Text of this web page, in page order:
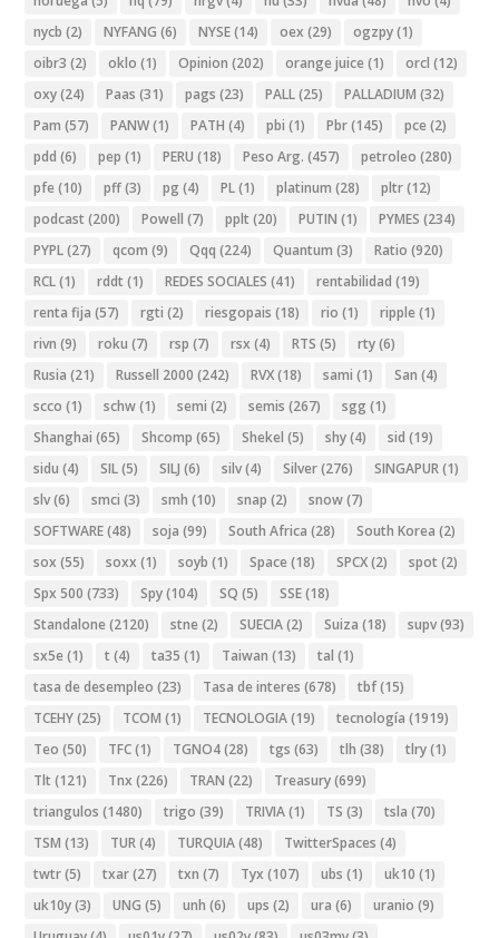
nycb (2) NYFANG (6) NYSE(14) oex (29) ogzpy(1)
oibr3 (2) oklo (1) Opinion (202) orange juice (1) orcl (12)
oxy(24) Paas (31) pags (23) PALL(25) PALLADIUM (32)
Pam (57) PANW(1) PATH (4) pbi (1) Pbr(145) pce (2)
pdd (6) pep (1) PERU (18) Peso Arg. (457) petroleo (280)
pfe (10) pff(3) pg (4) PL(1) platinum (28) pltr(12)
podcast (200) Powell (7) pplt (20) PUTIN (1) PYMES (234)
PYPL(27) qcom (9) Qqq (224) Quantum (3) Ratio (920)
RCL(1) rddt (1) REDES SOCIALES (41) rentabilidad (19)
renta fija (57) rgti (2) riesgopais (18) rio (1) ripple (1)
rivn (9) roku (7) rsp (7) rsx (4) RTS (5) rty(6)
Rusia (21) Russell 2000 (242) RVX(18) sami (1) San (4)
scco (1) schw(1) semi (2) semis (267) sgg (1)
Shanghai (65) Shcomp (65) Shekel (5) shy(4) sid (19)
sidu (4) SIL(5) SILJ (6) silv(4) Silver(276) SINGAPUR(1)
slv(6) smci (3) smh (10) snap (2) snow(7)
SOFTWARE(48) soja (99) South Africa (28) South Korea (2)
sox (55) soxx (1) soyb (1) Space (18) SPCX(2) spot (2)
Spx 500 (733) Spy(104) SQ (5) SSE(18)
Standalone (2120) stne (2) SUECIA(2) Suiza (18) supv(93)
sx5e (1) t (4) ta35 (1) Taiwan (13) tal (1)
tasa de desempleo (23) Tasa de interes (678) tbf(15)
TCEHY(25) TCOM (1) TECNOLOGIA(19) tecnología (1919)
Teo (50) TFC(1) TGNO4(28) tgs (63) tlh (38) tlry(1)
Tlt (121) Tnx (226) TRAN (22) Treasury(699)
triangulos (1480) trigo (39) TRIVIA(1) TS (3) tsla (70)
TSM (13) TUR(4) TURQUIA(48) TwitterSpaces (4)
twtr(5) txar(27) txn (7) Tyx (107) ubs (1) uk10 (1)
uk10y(3) UNG (5) unh (6) ups (2) ura (6) uranio (9)